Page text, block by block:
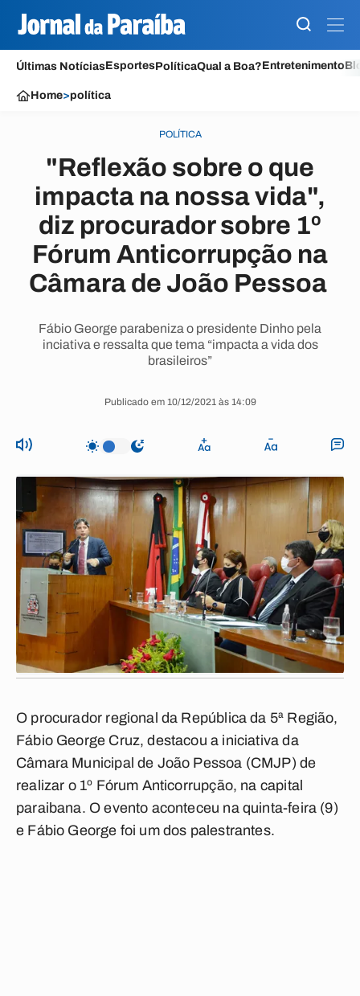
Últimas NotíciasEsportesPolíticaQual a Boa?Entretenimento
Home>política
POLÍTICA
"Reflexão sobre o que
impacta na nossa vida",
diz procurador sobre 1º
Fórum Anticorrupção na
Câmara de João Pessoa
Fábio George parabeniza o presidente Dinho pela
inciativa e ressalta que tema “impacta a vida dos
brasileiros”
Publicado em 10/12/2021 às 14:09
O procurador regional da República da 5ª Região,
Fábio George Cruz, destacou a iniciativa da
Câmara Municipal de João Pessoa (CMJP) de
realizar o 1º Fórum Anticorrupção, na capital
paraibana. O evento aconteceu na quinta-feira (9)
e Fábio George foi um dos palestrantes.